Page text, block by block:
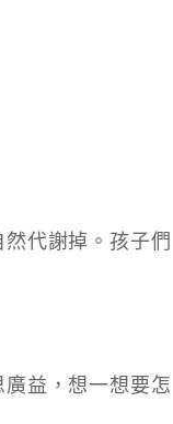
代謝掉。孩子們
益，想一想要怎